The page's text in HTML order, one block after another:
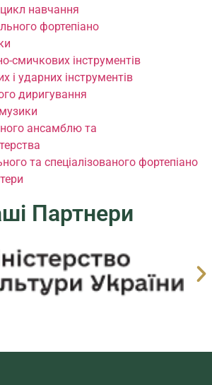
навчання
фортепіано
смичкових інструментів
і ударних інструментів
диригування
музики
ансамблю та
та спеціалізованого фортепіано
Партнери